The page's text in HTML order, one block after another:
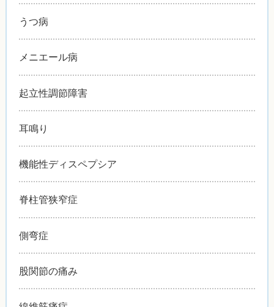
うつ病
メニエール病
起立性調節障害
耳鳴り
機能性ディスペプシア
脊柱管狭窄症
側弯症
股関節の痛み